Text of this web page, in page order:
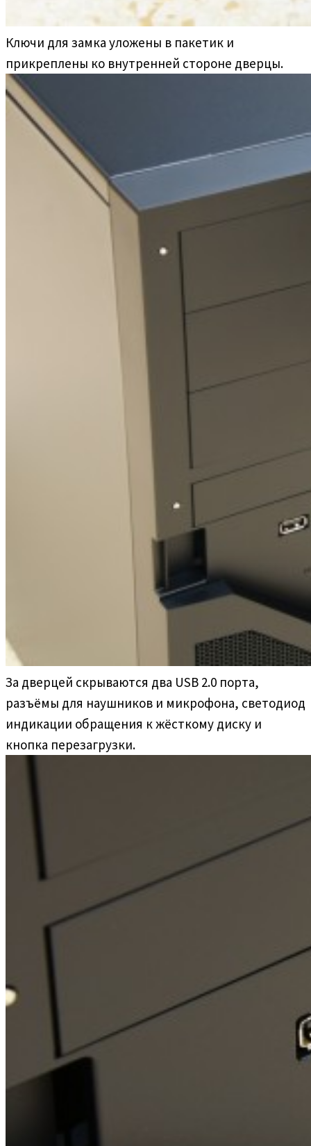
Ключи для замка уложены в пакетик и
прикреплены ко внутренней стороне дверцы.
За дверцей скрываются два USB 2.0 порта,
разъёмы для наушников и микрофона, светодиод
индикации обращения к жёсткому диску и
кнопка перезагрузки.